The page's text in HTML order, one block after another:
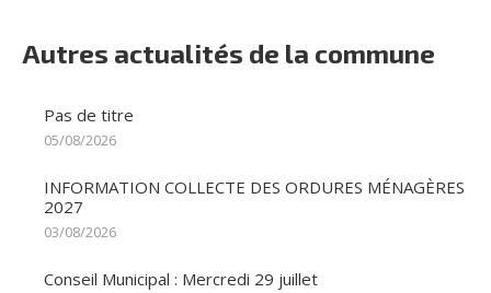
Autres actualités de la commune
Pas de titre
05/08/2026
INFORMATION COLLECTE DES ORDURES MÉNAGÈRES
2027
03/08/2026
Conseil Municipal : Mercredi 29 juillet